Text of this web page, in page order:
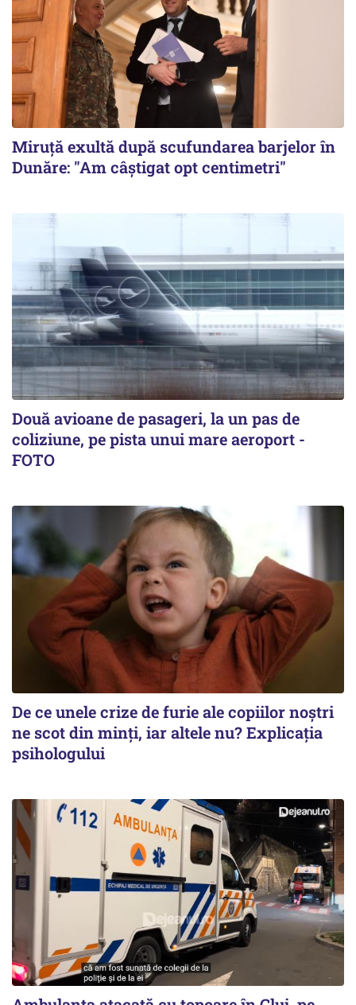
Miruță exultă după scufundarea barjelor în
Dunăre: "Am câștigat opt centimetri"
Două avioane de pasageri, la un pas de
coliziune, pe pista unui mare aeroport -
FOTO
De ce unele crize de furie ale copiilor noștri
ne scot din minți, iar altele nu? Explicația
psihologului